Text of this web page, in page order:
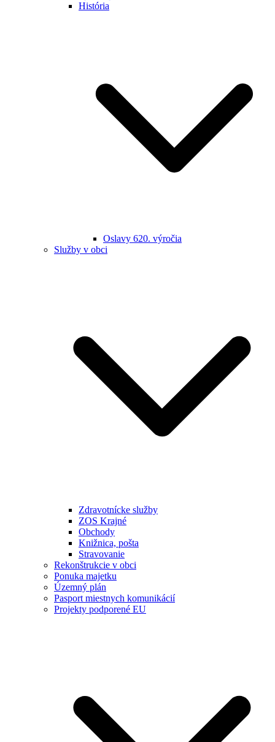
História
Oslavy 620. výročia
Služby v obci
Zdravotnícke služby
ZOS Krajné
Obchody
Knižnica, pošta
Stravovanie
Rekonštrukcie v obci
Ponuka majetku
Územný plán
Pasport miestnych komunikácií
Projekty podporené EU